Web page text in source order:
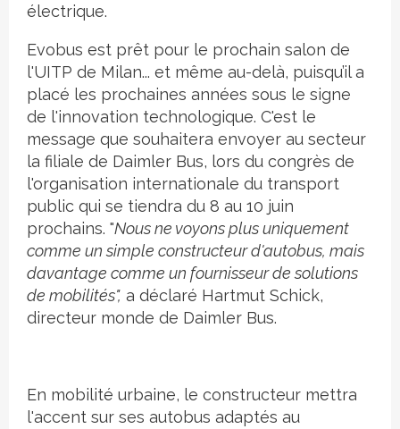
électrique.
Evobus est prêt pour le prochain salon de
l'UITP de Milan... et même au-delà, puisqu’il a
placé les prochaines années sous le signe
de l'innovation technologique. C'est le
message que souhaitera envoyer au secteur
la filiale de Daimler Bus, lors du congrès de
l'organisation internationale du transport
public qui se tiendra du 8 au 10 juin
prochains. "Nous ne voyons plus uniquement
comme un simple constructeur d'autobus, mais
davantage comme un fournisseur de solutions
de mobilités", a déclaré Hartmut Schick,
directeur monde de Daimler Bus.
En mobilité urbaine, le constructeur mettra
l'accent sur ses autobus adaptés au